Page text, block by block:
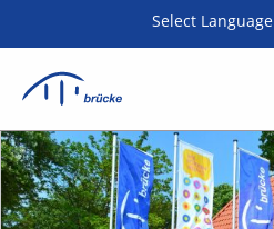
Select Language